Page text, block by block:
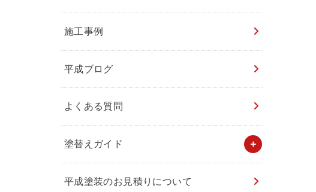
施工事例
平成ブログ
よくある質問
塗替えガイド
平成塗装のお見積りについて